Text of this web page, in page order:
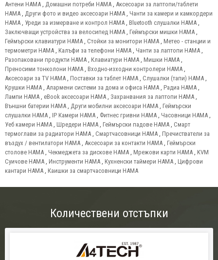
Антени HAMA , Домашни потреби HAMA , Аксесоари за лаптопи/таблети
HAMA , Други фото и видео аксесоари HAMA , Чанти за камери и камкордери
HAMA , Уреди за измерване и контрол HAMA , Bluetooth слушалки HAMA ,
Заключващи устройства за велосипед HAMA , Геймърски мишки HAMA ,
Геймърски клавиатури HAMA , Стойки за монитори HAMA , Метео - станции и
термометри HAMA , Калъфи за телефони HAMA , Чанти за лаптопи HAMA ,
Разопаковани продукти HAMA , Клавиатури HAMA , Мишки HAMA ,
Преносими тонколони HAMA , Входно-изходни контролери HAMA ,
Аксесоари за TV HAMA , Поставки за таблет HAMA , Слушалки (тапи) HAMA ,
Крушки HAMA , Алармени системи за дома и офиса HAMA , Радиа HAMA ,
Лампи HAMA , eBook аксесоари HAMA , Захранвания за лаптопи HAMA ,
Външни батерии HAMA , Други мобилни аксесоари HAMA , Геймърски
слушалки HAMA , IP Камери HAMA , Фитнес гривни HAMA , Часовници HAMA ,
Уеб камери HAMA , Шредери HAMA , Геймърски падове HAMA , Смарт
термоглави за радиатори HAMA , Смартчасовници HAMA , Пречистватели за
въздух / вентилатори HAMA , Аксесоари за контакти HAMA , Геймърски
столове HAMA , Чекмеджета за дискове HAMA , Мрежови карти HAMA , KVM
Суичове HAMA , Инструменти HAMA , Кухненски таймери HAMA , Цифрови
кантари HAMA , Каишки за смартчасовници HAMA
Количествени отстъпки